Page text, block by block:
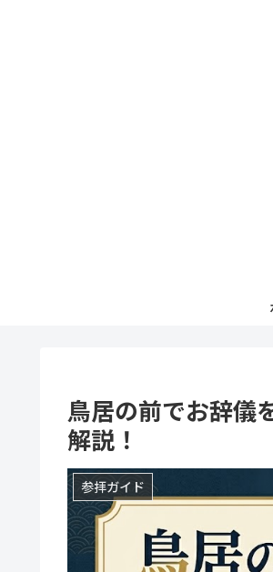
鳥居の前でお辞儀
解説！
参拝ガイド